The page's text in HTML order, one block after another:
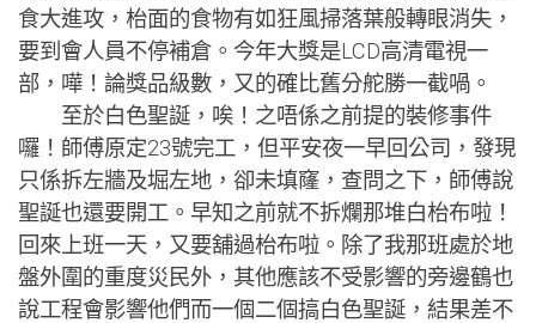
食大進攻，枱面的食物有如狂風掃落葉般轉眼消失，
要到會人員不停補倉。今年大獎是LCD高清電視一
部，嘩！論獎品級數，又的確比舊分舵勝一截喎。
至於白色聖誕，唉！之唔係之前提的裝修事件
囉！師傅原定23號完工，但平安夜一早回公司，發現
只係拆左牆及堀左地，卻未填窿，查問之下，師傅說
聖誕也還要開工。早知之前就不拆爛那堆白枱布啦！
回來上班一天，又要舖過枱布啦。除了我那班處於地
盤外圍的重度災民外，其他應該不受影響的旁邊鶴也
說工程會影響他們而一個二個搞白色聖誕，結果差不